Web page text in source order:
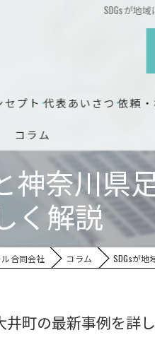
SDGsが地
セプト 代表あいさつ 依頼
コラム
神奈川県
く解説
合同会社 コラム SDGsが
井町の最新事例を詳